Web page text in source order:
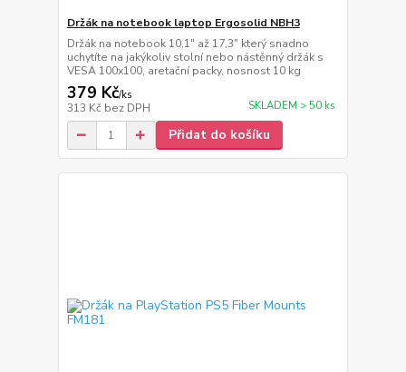
Držák na notebook laptop Ergosolid NBH3
Držák na notebook 10,1" až 17,3" který snadno
uchytíte na jakýkoliv stolní nebo nástěnný držák s
VESA 100x100, aretační packy, nosnost 10 kg
379 Kč/ks
313 Kč bez DPH SKLADEM > 50 ks
Přidat do košíku